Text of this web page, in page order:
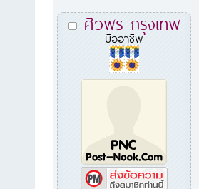
ศิวพร กรุงเทพ
มืออาชีพ